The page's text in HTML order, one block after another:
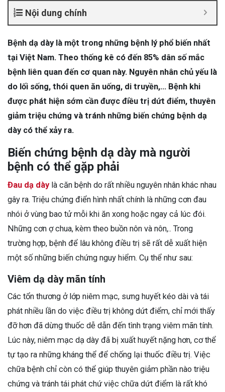
Nội dung chính
Bệnh dạ dày là một trong những bệnh lý phổ biến nhất
tại Việt Nam. Theo thống kê có đến 85% dân số mắc
bệnh liên quan đến cơ quan này. Nguyên nhân chủ yếu là
do lối sống, thói quen ăn uống, di truyền,… Bệnh khi
được phát hiện sớm cần được điều trị dứt điểm, thuyên
giảm triệu chứng và tránh những biến chứng bệnh dạ
dày có thể xảy ra.
Biến chứng bệnh dạ dày mà người
bệnh có thể gặp phải
Đau dạ dàylà căn bệnh do rất nhiều nguyên nhân khác nhau
gây ra. Triệu chứng điển hình nhất chính là những cơn đau
nhói ở vùng bao tử mỗi khi ăn xong hoặc ngay cả lúc đói.
Những cơn ợ chua, kèm theo buồn nôn và nôn,.. Trong
trường hợp, bệnh để lâu không điều trị sẽ rất dễ xuất hiện
một số những biến chứng nguy hiểm. Cụ thể như sau:
Viêm dạ dày mãn tính
Các tổn thương ở lớp niêm mạc, sưng huyết kéo dài và tái
phát nhiều lần do việc điều trị không dứt điểm, chỉ mới thấy
đỡ hơn đã dừng thuốc dễ dẫn đến tình trạng viêm mãn tính.
Lúc này, niêm mạc dạ dày đã bị xuất huyết nặng hơn, cơ thể
tự tạo ra những kháng thể để chống lại thuốc điều trị. Việc
chữa bệnh chỉ còn có thể giúp thuyên giảm phần nào triệu
chứng và tránh tái phát chứ việc chữa dứt điểm là rất khó